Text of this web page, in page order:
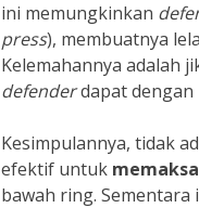
ini memungkinkan
press), membuatnya
Kelemahannya adalah
defenderdapat dengan
Kesimpulannya, tidak
efektif untuk memaksa
bawah ring. Sementara